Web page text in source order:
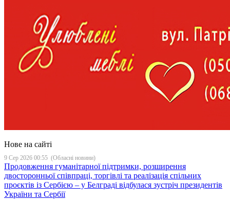
Нове на сайті
9 Сер 2026 00:55 (Обласні новини)
Продовження гуманітарної підтримки, розширення
двосторонньої співпраці, торгівлі та реалізація спільних
проєктів із Сербією – у Белграді відбулася зустріч президентів
України та Сербії